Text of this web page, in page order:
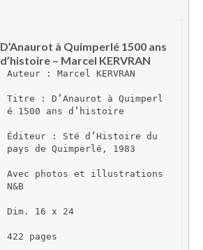
D’Anaurot à Quimperlé 1500 ans
d’histoire – Marcel KERVRAN
Auteur : Marcel KERVRAN
Titre : D’Anaurot à Quimperl
é 1500 ans d’histoire
Éditeur : Sté d’Histoire du
pays de Quimperlé, 1983
Avec photos et illustrations
N&B
Dim. 16 x 24
422 pages